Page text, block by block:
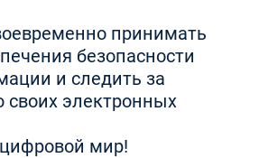
принимать
безопасности
и следить за
своих электронных
мир!